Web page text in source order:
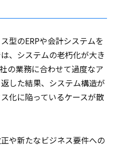
型のERPや会計システムを
、システムの老朽化が大き
の業務に合わせて過度なア
した結果、システム構造が
化に陥っているケースが散
や新たなビジネス要件への